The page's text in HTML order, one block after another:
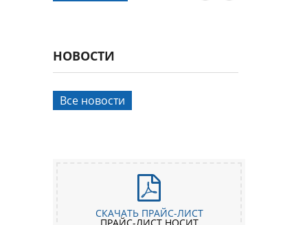
НОВОСТИ
Все новости
СКАЧАТЬ ПРАЙС-ЛИСТ